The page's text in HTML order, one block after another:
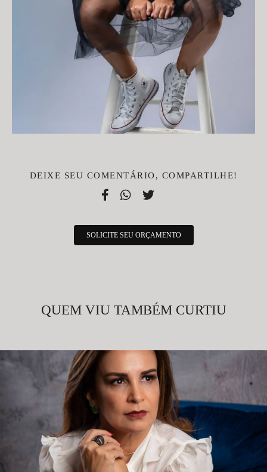
DEIXE SEU COMENTÁRIO, COMPARTILHE!
SOLICITE SEU ORÇAMENTO
QUEM VIU TAMBÉM CURTIU